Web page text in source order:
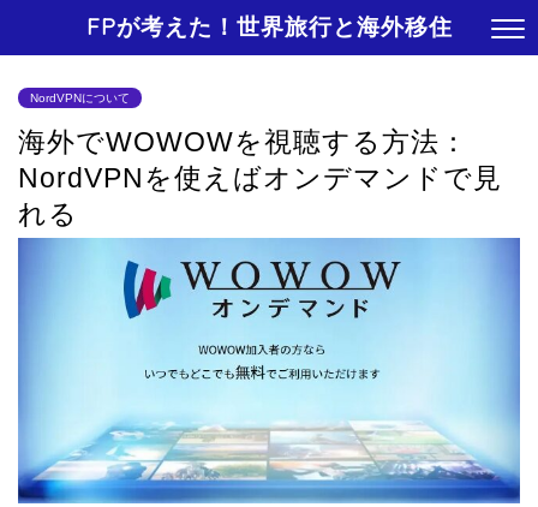
FPが考えた！世界旅行と海外移住
NordVPNについて
海外でWOWOWを視聴する方法：
NordVPNを使えばオンデマンドで見
れる